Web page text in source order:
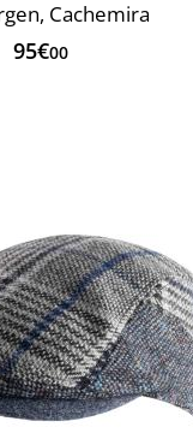
Cachemira
95€00